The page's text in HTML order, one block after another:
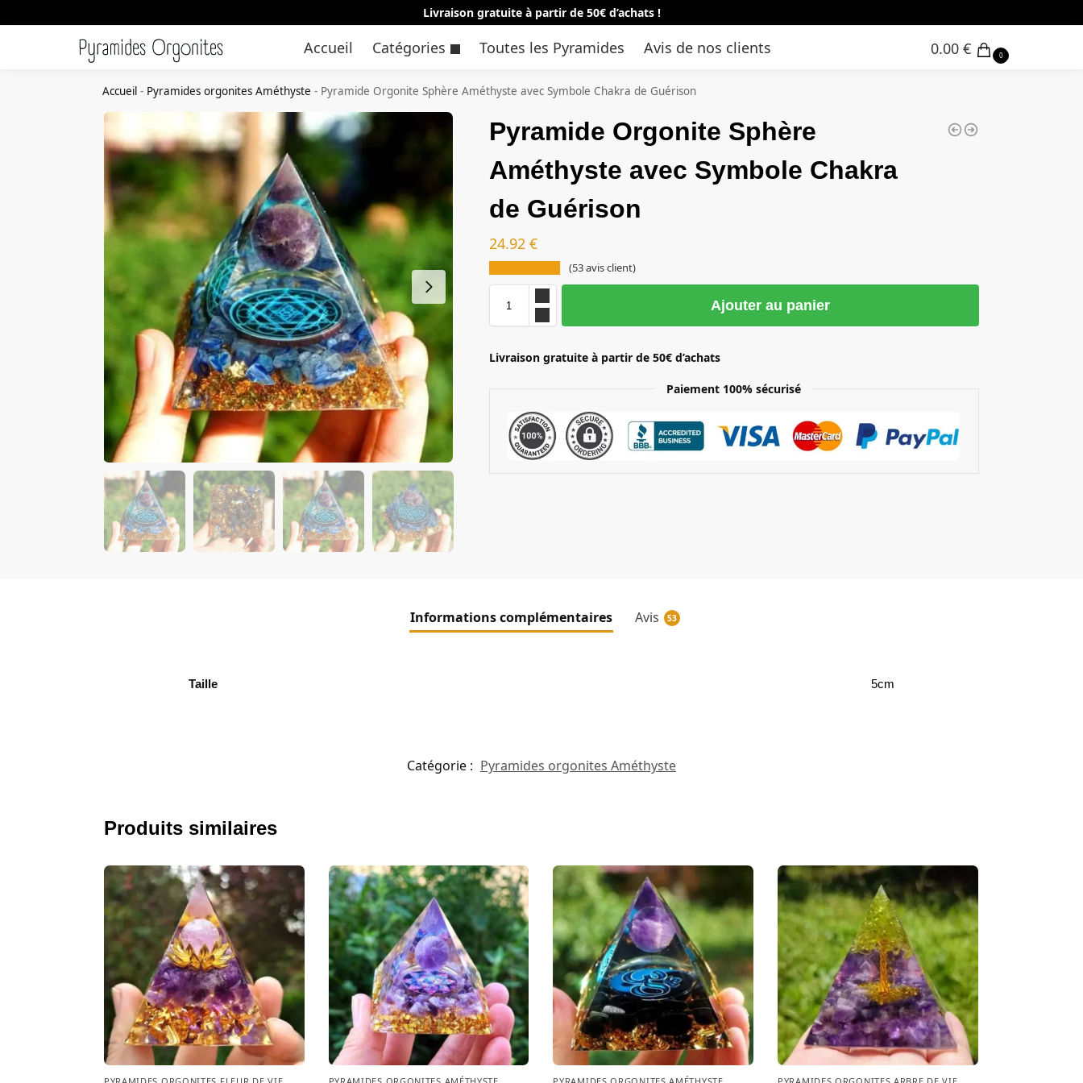
Livraison gratuite à partir de 50€ d’achats !
Accueil Catégories Toutes les Pyramides Avis de nos clients 0.00 € 0
Accueil - Pyramides orgonites Améthyste - Pyramide Orgonite Sphère Améthyste avec Symbole Chakra de Guérison
Pyramide Orgonite Sphère
Améthyste avec Symbole Chakra
de Guérison
24.92 €
(53avis client)
Ajouter au panier
Livraison gratuite à partir de 50€ d’achats
Paiement 100% sécurisé
Informations complémentaires Avis 53
Taille 5cm
Catégorie : Pyramides orgonites Améthyste
Produits similaires